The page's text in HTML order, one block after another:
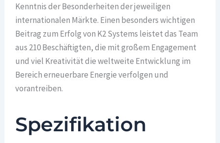
Kenntnis der Besonderheiten der jeweiligen
internationalen Märkte. Einen besonders wichtigen
Beitrag zum Erfolg von K2 Systems leistet das Team
aus 210 Beschäftigten, die mit großem Engagement
und viel Kreativität die weltweite Entwicklung im
Bereich erneuerbare Energie verfolgen und
vorantreiben.
Spezifikation